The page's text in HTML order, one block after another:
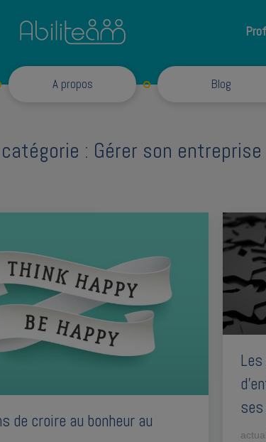
A propos Blog
: Gérer son entreprise
de croire au bonheur au
Accompagnements